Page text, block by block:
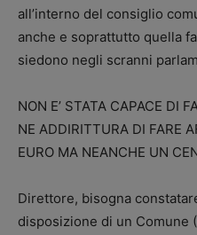
all’interno del consiglio
anche e soprattutto quella
siedono negli scranni
NON E’ STATA CAPACE DI
NE ADDIRITTURA DI FARE
EURO MA NEANCHE UN
Direttore, bisogna
disposizione di un Comune